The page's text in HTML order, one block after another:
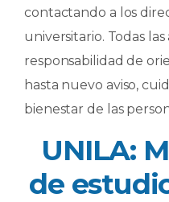
contactando a los
universitario. Todas
responsabilidad de
hasta nuevo aviso,
bienestar de las
UNILA:
de